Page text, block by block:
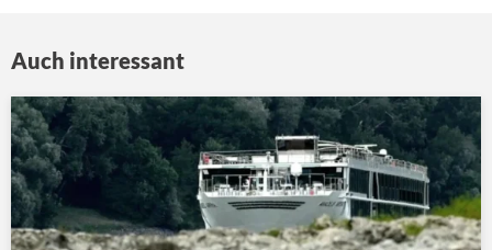
Auch interessant